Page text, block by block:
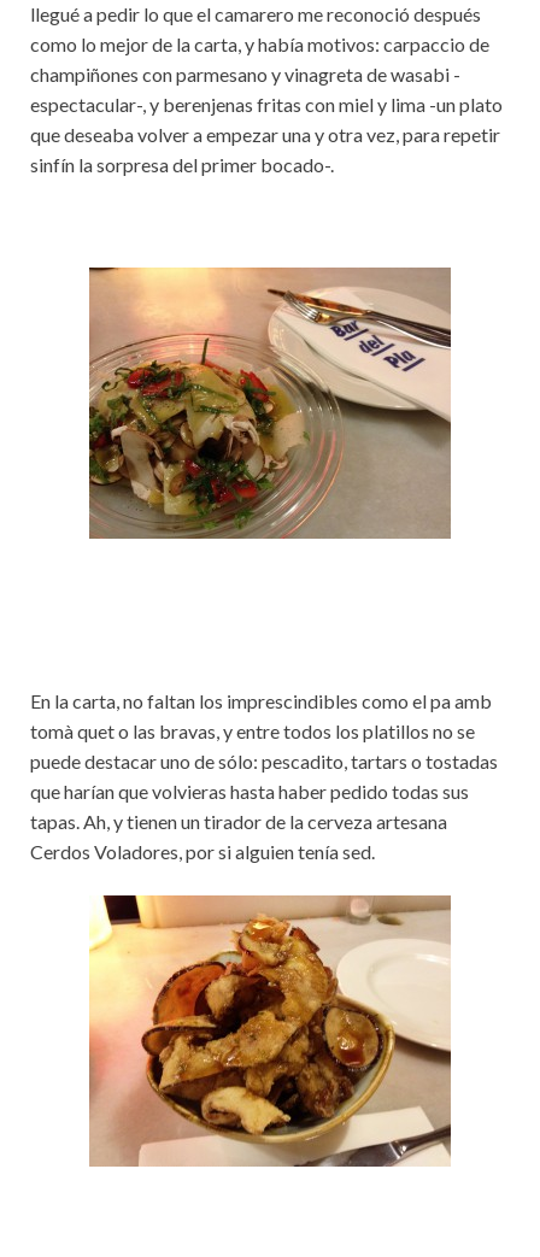
llegué a pedir lo que el camarero me reconoció después
como lo mejor de la carta, y había motivos: carpaccio de
champiñones con parmesano y vinagreta de wasabi -
espectacular-, y berenjenas fritas con miel y lima -un plato
que deseaba volver a empezar una y otra vez, para repetir
sinfín la sorpresa del primer bocado-.
En la carta, no faltan los imprescindibles como el pa amb
tomà quet o las bravas, y entre todos los platillos no se
puede destacar uno de sólo: pescadito, tartars o tostadas
que harían que volvieras hasta haber pedido todas sus
tapas. Ah, y tienen un tirador de la cerveza artesana
Cerdos Voladores, por si alguien tenía sed.